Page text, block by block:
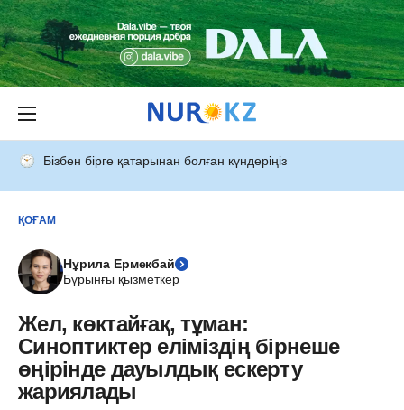
Бізбен бірге қатарынан болған күндеріңіз
ҚОҒАМ
Нұрила Ермекбай
Бұрынғы қызметкер
Жел, көктайғақ, тұман:
Синоптиктер еліміздің бірнеше
өңірінде дауылдық ескерту
жариялады